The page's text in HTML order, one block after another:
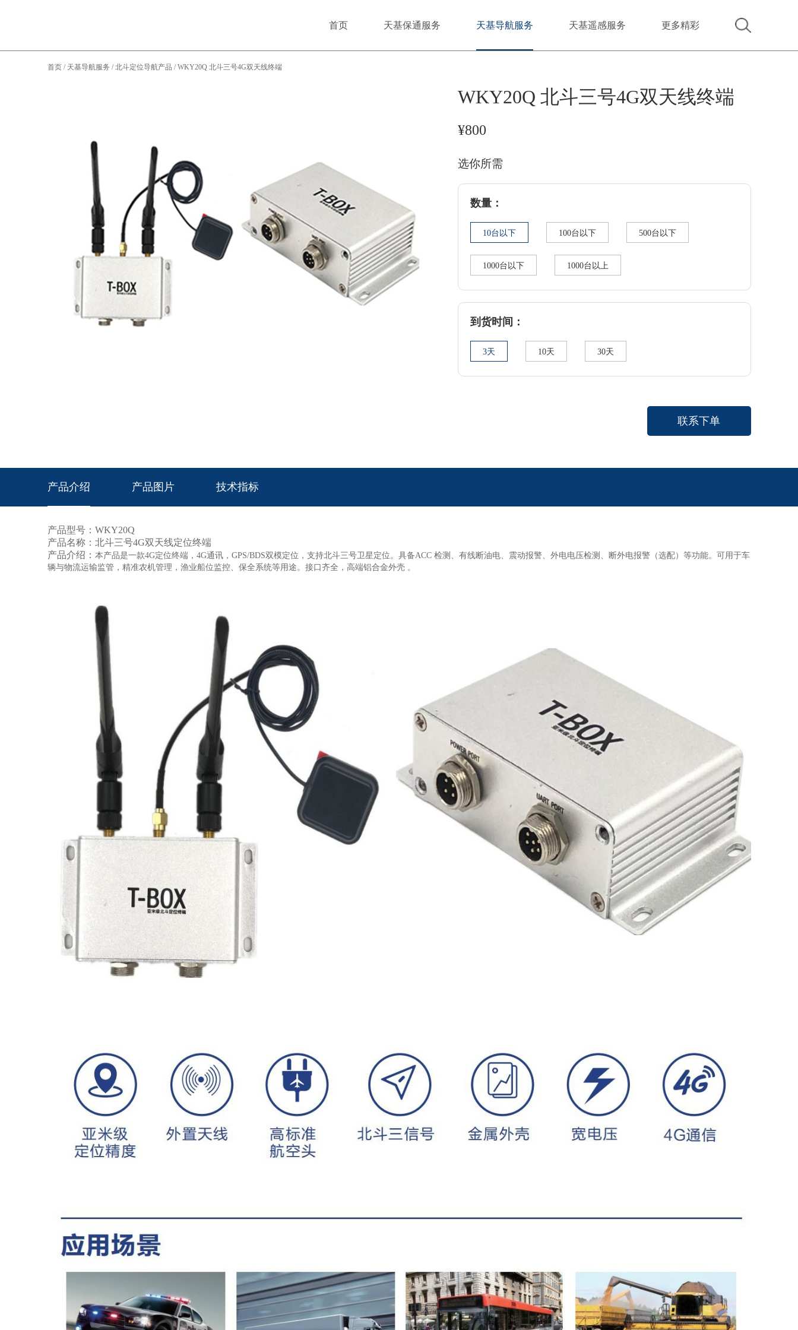
首页 天基保通服务 天基导航服务 天基遥感服务 更多精彩
首页 / 天基导航服务 / 北斗定位导航产品 / WKY20Q 北斗三号4G双天线终端
WKY20Q 北斗三号4G双天线终端
¥800
选你所需
数量：
10台以下 100台以下 500台以下
1000台以下 1000台以上
到货时间：
3天 10天 30天
联系下单
产品介绍 产品图片 技术指标
产品型号： WKY20Q
产品名称：北斗三号4G双天线定位终端
产品介绍： 本产品是一款4G定位终端， 4G通讯， GPS/BDS双模定位，支持北斗三号卫星定位。具备ACC 检测、有线断油电、震动报警、外电电压检测、断外电报警（选配）等功能。可用于车
辆与物流运输监管，精准农机管理，渔业船位监控、保全系统等用途。接口齐全，高端铝合金外壳 。